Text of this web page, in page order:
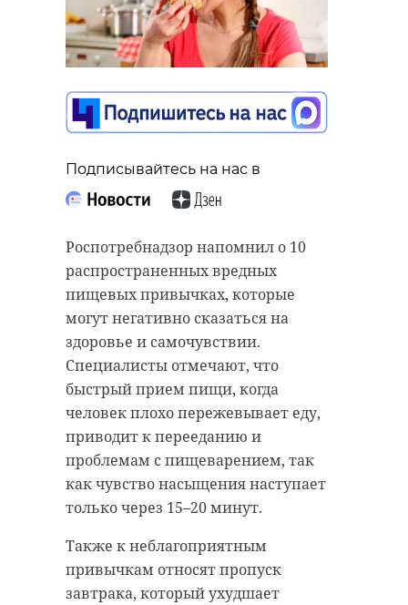
Подписывайтесь на нас в
Роспотребнадзор напомнил о 10
распространенных вредных
пищевых привычках, которые
могут негативно сказаться на
здоровье и самочувствии.
Специалисты отмечают, что
быстрый прием пищи, когда
человек плохо пережевывает еду,
приводит к перееданию и
проблемам с пищеварением, так
как чувство насыщения наступает
только через 15–20 минут.
Также к неблагоприятным
привычкам относят пропуск
завтрака, который ухудшает